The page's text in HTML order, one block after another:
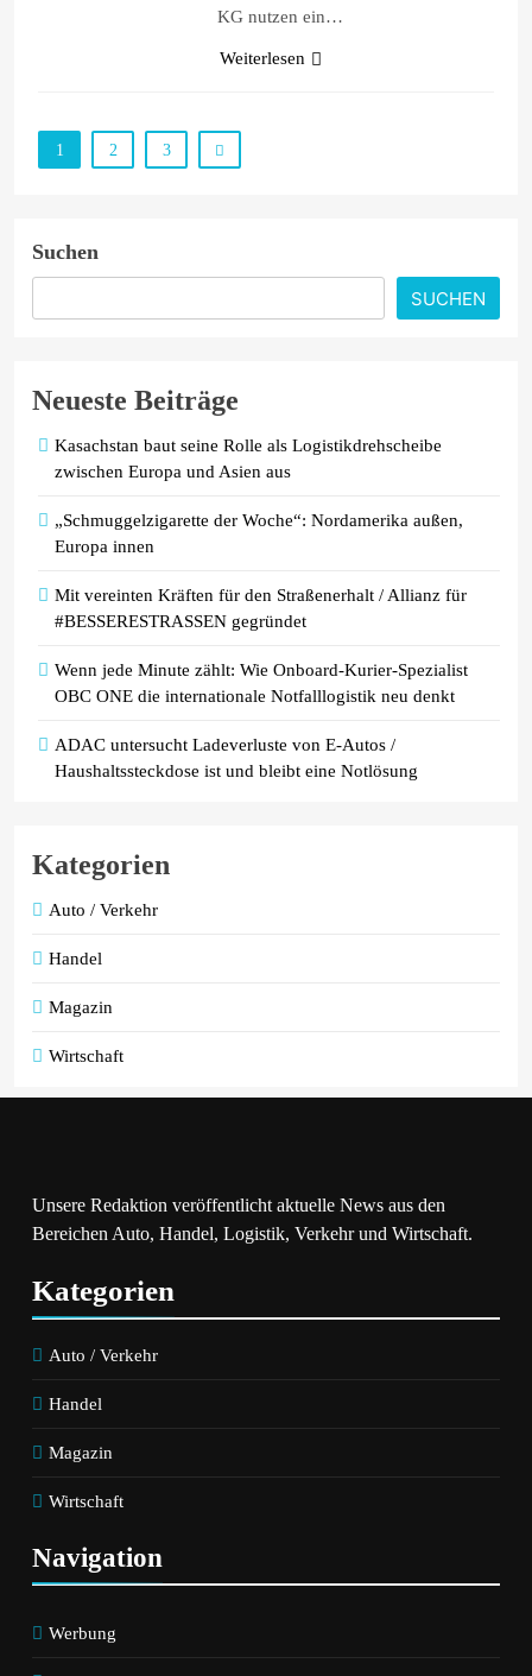
KG nutzen ein…
Weiterlesen
1 2 3
Suchen
SUCHEN
Neueste Beiträge
Kasachstan baut seine Rolle als Logistikdrehscheibe
zwischen Europa und Asien aus
„Schmuggelzigarette der Woche“: Nordamerika außen,
Europa innen
Mit vereinten Kräften für den Straßenerhalt / Allianz für
#BESSERESTRASSEN gegründet
Wenn jede Minute zählt: Wie Onboard-Kurier-Spezialist
OBC ONE die internationale Notfalllogistik neu denkt
ADAC untersucht Ladeverluste von E-Autos /
Haushaltssteckdose ist und bleibt eine Notlösung
Kategorien
Auto / Verkehr
Handel
Magazin
Wirtschaft
Unsere Redaktion veröffentlicht aktuelle News aus den
Bereichen Auto, Handel, Logistik, Verkehr und Wirtschaft.
Kategorien
Auto / Verkehr
Handel
Magazin
Wirtschaft
Navigation
Werbung